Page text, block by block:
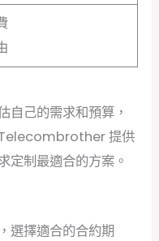
自己的需求和預算，
Telecombrother 提供
定制最適合的方案。
選擇適合的合約期